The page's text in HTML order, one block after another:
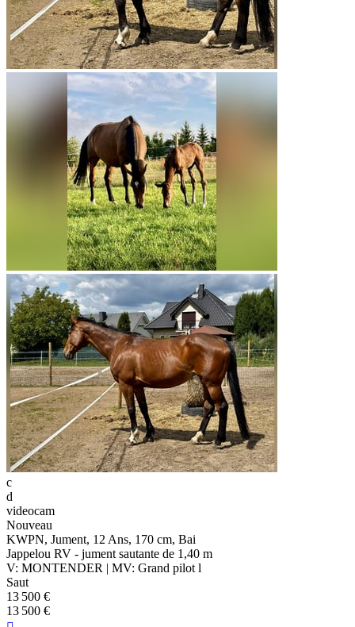
c
d
videocam
Nouveau
KWPN, Jument, 12 Ans, 170 cm, Bai
Jappelou RV - jument sautante de 1,40 m
V: MONTENDER | MV: Grand pilot l
Saut
13 500 €
13 500 €